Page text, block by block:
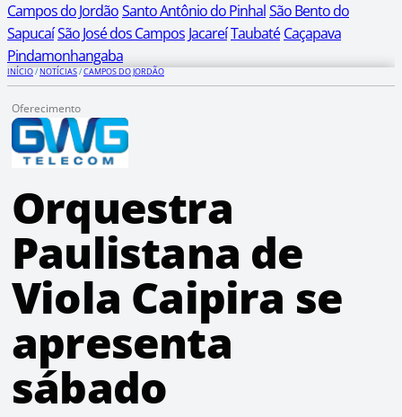
Campos do JordãoSanto Antônio do PinhalSão Bento do
SapucaíSão José dos Campos JacareíTaubaté Caçapava
Pindamonhangaba
INÍCIO/NOTÍCIAS/CAMPOS DO JORDÃO
Oferecimento
Orquestra
Paulistana de
Viola Caipira se
apresenta
sábado